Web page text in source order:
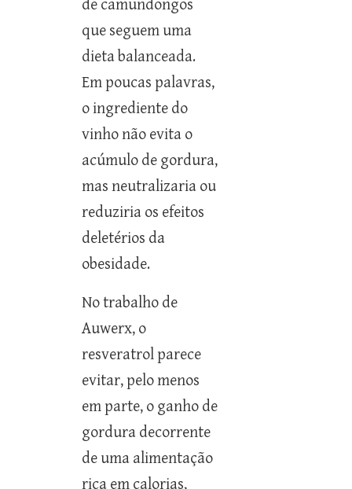
de camundongos
que seguem uma
dieta balanceada.
Em poucas palavras,
o ingrediente do
vinho não evita o
acúmulo de gordura,
mas neutralizaria ou
reduziria os efeitos
deletérios da
obesidade.
No trabalho de
Auwerx, o
resveratrol parece
evitar, pelo menos
em parte, o ganho de
gordura decorrente
de uma alimentação
rica em calorias,